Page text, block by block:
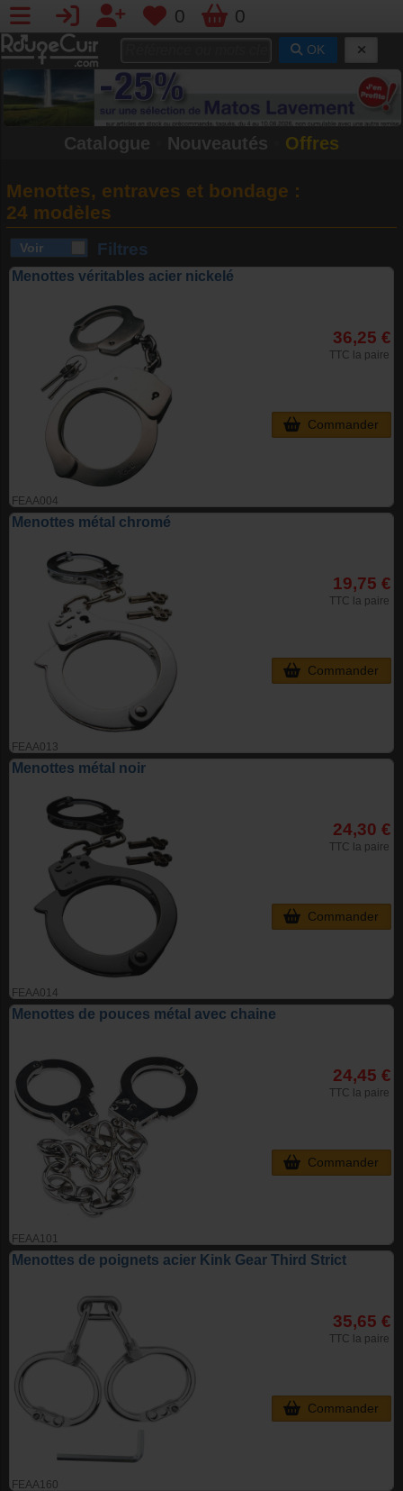
0 0
OK
Catalogue Nouveautés Offres
Menottes, entraves et bondage :
24 modèles
Filtres
Menottes véritables acier nickelé
FEAA004
36,25 €
TTC la paire
Commander
Menottes métal chromé
FEAA013
19,75 €
TTC la paire
Commander
Menottes métal noir
FEAA014
24,30 €
TTC la paire
Commander
Menottes de pouces métal avec chaine
FEAA101
24,45 €
TTC la paire
Commander
Menottes de poignets acier Kink Gear Third Strict
FEAA160
35,65 €
TTC la paire
Commander